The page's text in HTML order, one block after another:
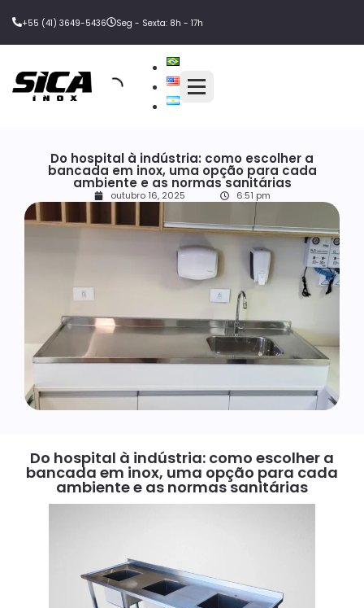
+55 (41) 3649-5436 Seg - Sexta: 8h - 17h
Do hospital à indústria: como escolher a
bancada em inox, uma opção para cada
ambiente e as normas sanitárias
outubro 16, 2025 6:51 pm
Do hospital à indústria: como escolher a
bancada em inox, uma opção para cada
ambiente e as normas sanitárias